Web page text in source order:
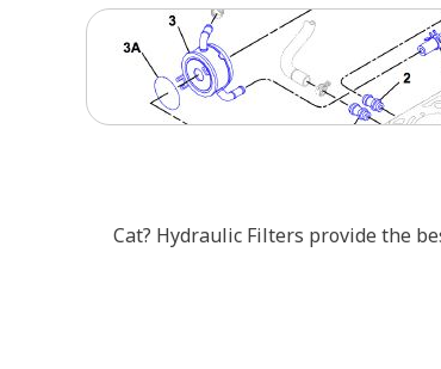
Cat? Hydraulic Filters provide the